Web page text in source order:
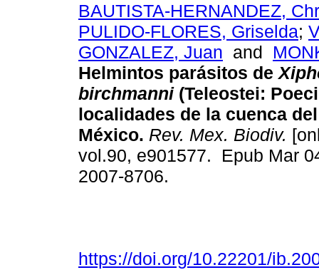
BAUTISTA-HERNANDEZ,
PULIDO-FLORES, Griselda;
GONZALEZ, Juan and
Helmintos parásitos de
birchmanni(Teleostei:
localidades de la cuenca
México. Rev. Mex. Biodiv.
vol.90, e901577. Epub Mar
2007-8706.
https://doi.org/10.22201/